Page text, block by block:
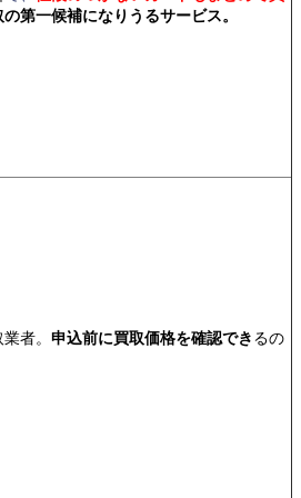
第一候補になりうるサービス。
者。 申込前に買取価格を確認でき るの